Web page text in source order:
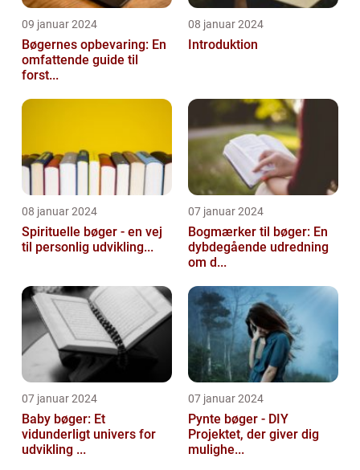
09 januar 2024
Bøgernes opbevaring: En
omfattende guide til
forst...
08 januar 2024
Introduktion
08 januar 2024
Spirituelle bøger - en vej
til personlig udvikling...
07 januar 2024
Bogmærker til bøger: En
dybdegående udredning
om d...
07 januar 2024
Baby bøger: Et
vidunderligt univers for
udvikling ...
07 januar 2024
Pynte bøger - DIY
Projektet, der giver dig
mulighe...